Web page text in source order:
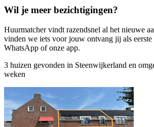
Wil je meer bezichtigingen?
Huurmatcher vindt razendsnel al het nieuwe
vinden we iets voor jouw ontvang jij als
WhatsApp of onze app.
3 huizen gevonden in Steenwijkerland en
weken